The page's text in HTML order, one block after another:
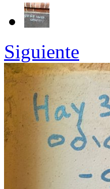
Siguiente